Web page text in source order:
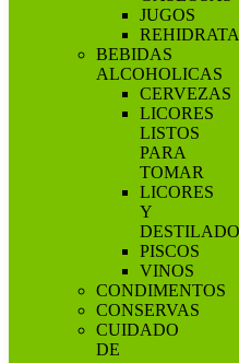
JUGOS
BEBIDAS
ALCOHOLICAS
CERVEZAS
LICORES
LISTOS
PARA
TOMAR
LICORES
Y
PISCOS
VINOS
CONDIMENTOS
CONSERVAS
CUIDADO
DE